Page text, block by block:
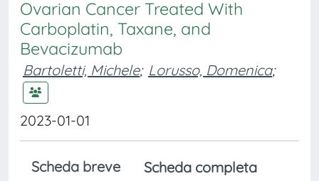
Ovarian Cancer Treated With
Carboplatin, Taxane, and
Bevacizumab
Bartoletti, Michele; Lorusso, Domenica;
2023-01-01
Scheda breve
Scheda completa